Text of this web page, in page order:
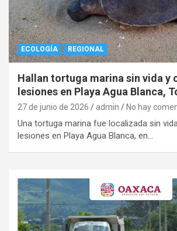
ECOLOGÍA REGIONAL
Hallan tortuga marina sin vida y
lesiones en Playa Agua Blanca,
27 de junio de 2026 admin No hay
Una tortuga marina fue localizada sin
lesiones en Playa Agua Blanca, en…